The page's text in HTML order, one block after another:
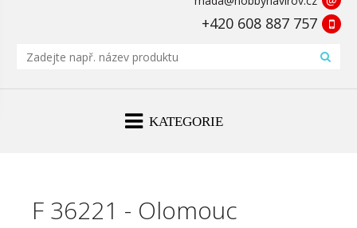
+420 608 887 757
KATEGORIE
F 36221 - Olomouc